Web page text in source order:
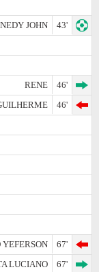
JOHN
43'
RENE
46'
46'
YEFERSON
67'
LUCIANO
67'